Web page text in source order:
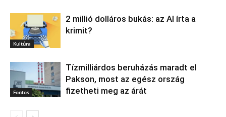
Kultúra
2 millió dolláros bukás: az AI írta a
krimit?
Fontos
Tízmilliárdos beruházás maradt el
Pakson, most az egész ország
fizetheti meg az árát